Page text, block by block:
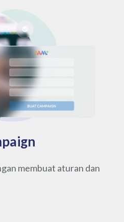
membuat aturan dan